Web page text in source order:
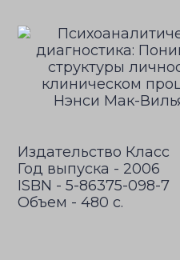
Издательство Класс
Год выпуска - 2006
ISBN - 5-86375-098-7
Объем - 480 c.